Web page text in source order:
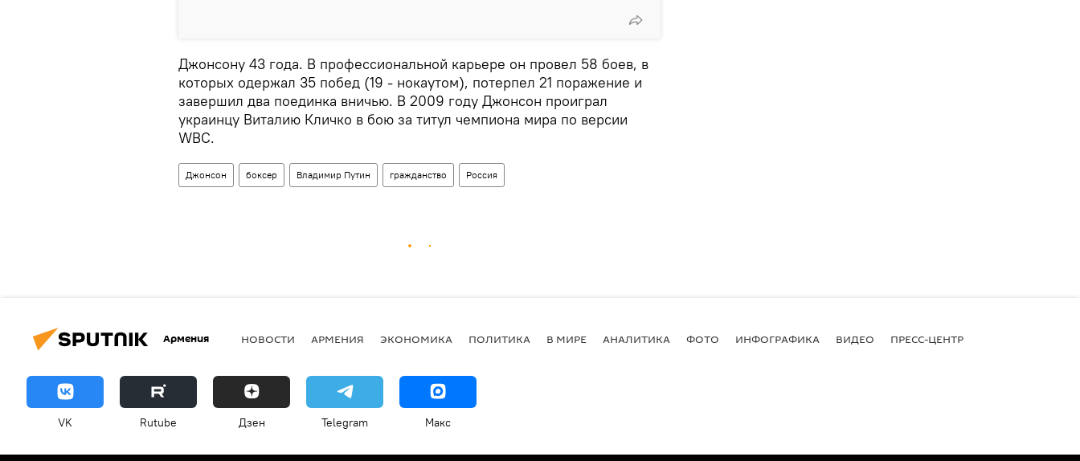
Джонсону 43 года. В профессиональной карьере он провел 58 боев, в
которых одержал 35 побед (19 - нокаутом), потерпел 21 поражение и
завершил два поединка вничью. В 2009 году Джонсон проиграл
украинцу Виталию Кличко в бою за титул чемпиона мира по версии
WBC.
Джонсон боксер Владимир Путин гражданство Россия
Армения НОВОСТИ АРМЕНИЯ ЭКОНОМИКА ПОЛИТИКА В МИРЕ АНАЛИТИКА ФОТО ИНФОГРАФИКА ВИДЕО ПРЕСС-ЦЕНТР
VK Rutube Дзен Telegram Макс